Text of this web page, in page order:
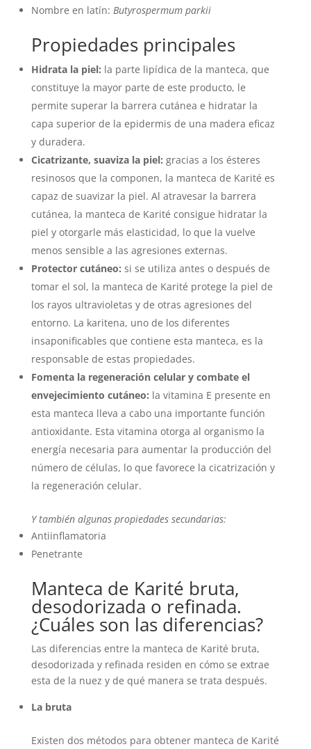
Nombre en latín: Butyrospermum parkii
Propiedades principales
Hidrata la piel: la parte lipídica de la manteca, que
constituye la mayor parte de este producto, le
permite superar la barrera cutánea e hidratar la
capa superior de la epidermis de una madera eficaz
y duradera.
Cicatrizante, suaviza la piel: gracias a los ésteres
resinosos que la componen, la manteca de Karité es
capaz de suavizar la piel. Al atravesar la barrera
cutánea, la manteca de Karité consigue hidratar la
piel y otorgarle más elasticidad, lo que la vuelve
menos sensible a las agresiones externas.
Protector cutáneo: si se utiliza antes o después de
tomar el sol, la manteca de Karité protege la piel de
los rayos ultravioletas y de otras agresiones del
entorno. La karitena, uno de los diferentes
insaponificables que contiene esta manteca, es la
responsable de estas propiedades.
Fomenta la regeneración celular y combate el
envejecimiento cutáneo: la vitamina E presente en
esta manteca lleva a cabo una importante función
antioxidante. Esta vitamina otorga al organismo la
energía necesaria para aumentar la producción del
número de células, lo que favorece la cicatrización y
la regeneración celular.
Y también algunas propiedades secundarias:
Antiinflamatoria
Penetrante
Manteca de Karité bruta,
desodorizada o refinada.
¿Cuáles son las diferencias?
Las diferencias entre la manteca de Karité bruta,
desodorizada y refinada residen en cómo se extrae
esta de la nuez y de qué manera se trata después.
La bruta
Existen dos métodos para obtener manteca de Karité